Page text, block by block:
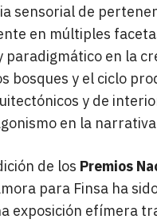
sensorial de
en múltiples
paradigmático en la
bosques y el ciclo
y de
en la
de los Premios
para Finsa ha
exposición efímera